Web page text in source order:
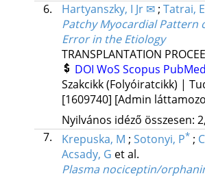
6.
Hartyanszky, I Jr ✉ ; Tatrai, E
Patchy Myocardial Pattern
Error in the Etiology
TRANSPLANTATION
DOI WoS Scopus PubMed
Szakcikk (Folyóiratcikk) |
[1609740] [Admin
Nyilvános idéző összesen:
7.
Krepuska, M ; Sotonyi, P* ;
Acsady, G et al.
Plasma nociceptin/